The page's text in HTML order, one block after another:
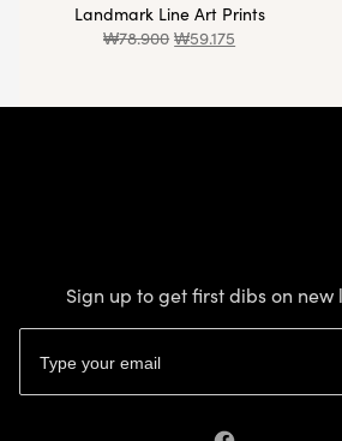
Landmark Line Art Prints
₩78.900 ₩59.175
Sign up to get first dibs on